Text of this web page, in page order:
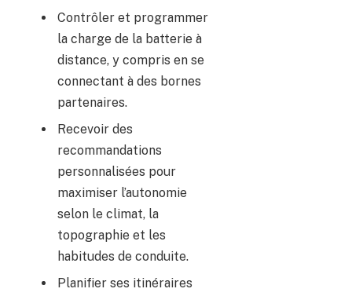
Contrôler et programmer
la charge de la batterie à
distance, y compris en se
connectant à des bornes
partenaires.
Recevoir des
recommandations
personnalisées pour
maximiser l’autonomie
selon le climat, la
topographie et les
habitudes de conduite.
Planifier ses itinéraires